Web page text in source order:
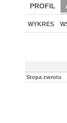
PROFIL
WYKRES
Stopa zwrotu